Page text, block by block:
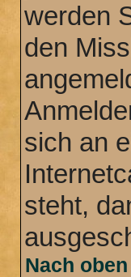
werden
den
sich an
steht,
Nach oben